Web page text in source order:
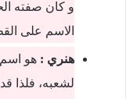
و كان صفته
الاسم على
هنري : هو
لشعبه، فلذا